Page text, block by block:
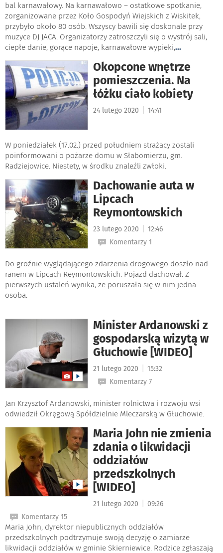
bal karnawałowy. Na karnawałowo – ostatkowe spotkanie,
zorganizowane przez Koło Gospodyń Wiejskich z Wiskitek,
przybyło około 80 osób. Wszyscy bawili się doskonale przy
muzyce DJ JACA. Organizatorzy zatroszczyli się o wystrój sali,
ciepłe danie, gorące napoje, karnawałowe wypieki,...
Okopcone wnętrze
pomieszczenia. Na
łóżku ciało kobiety
24 lutego 2020 14:41
W poniedziałek (17.02.) przed południem strażacy zostali
poinformowani o pożarze domu w Słabomierzu, gm.
Radziejowice. Niestety, w środku znaleźli zwłoki.
Dachowanie auta w
Lipcach
Reymontowskich
23 lutego 2020
12:46
Komentarzy 1
Do groźnie wyglądającego zdarzenia drogowego doszło nad
ranem w Lipcach Reymontowskich. Pojazd dachował. Z
pierwszych ustaleń wynika, że poruszała się w nim jedna
osoba.
Minister Ardanowski z
gospodarską wizytą w
Głuchowie [WIDEO]
21 lutego 2020
15:32
Komentarzy 7
Jan Krzysztof Ardanowski, minister rolnictwa i rozwoju wsi
odwiedził Okręgową Spółdzielnie Mleczarską w Głuchowie.
Maria John nie zmienia
zdania o likwidacji
oddziałów
przedszkolnych
[WIDEO]
21 lutego 2020
09:26
Komentarzy 15
Maria John, dyrektor niepublicznych oddziałów
przedszkolnych podtrzymuje swoją decyzję o zamiarze
likwidacji oddziałów w gminie Skierniewice. Rodzice zgłaszają